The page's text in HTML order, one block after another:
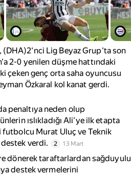
(DHA)2'nci Lig Beyaz Grup'ta son
2-0 yenilen düşme hattındaki
çeken genç orta saha oyuncusu
Özkaral kol kanat gerdi.
penaltıya neden olup
ıslıkladığı Ali'ye ilk etapta
Murat Uluç ve Teknik
verdi.
2 13 Mart
dönerek taraftarlardan sağduyulu
destek vermelerini